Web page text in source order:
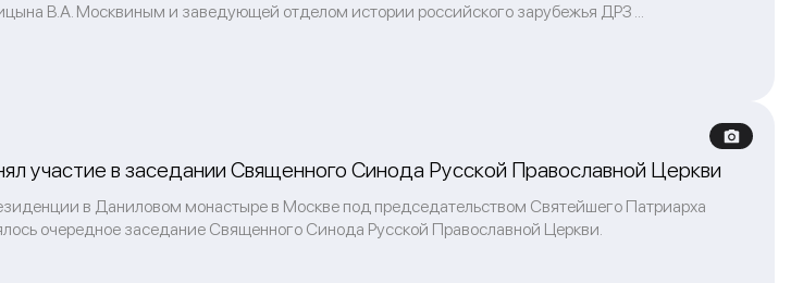
В.А. Москвиным и заведующей отделом истории российского зарубежья ДРЗ ...
участие в заседании Священного Синода Русской Православной Церкви
в Даниловом монастыре в Москве под председательством Святейшего Патриарха
очередное заседание Священного Синода Русской Православной Церкви.